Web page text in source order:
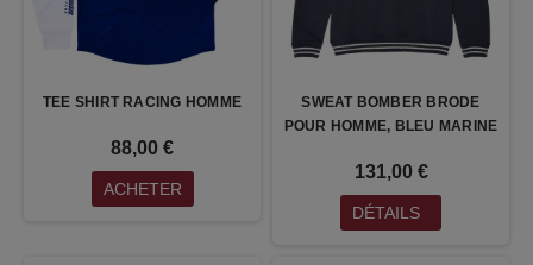
TEE SHIRT RACING HOMME
88,00 €
ACHETER
SWEAT BOMBER BRODE
POUR HOMME, BLEU MARINE
131,00 €
DÉTAILS